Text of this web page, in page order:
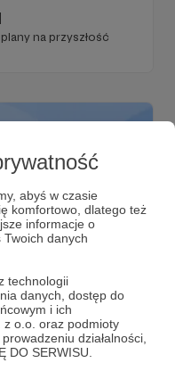
abyś w czasie
komfortowo, dlatego też
informacje o
danych
technologii
danych, dostęp do
i ich
z o.o. oraz podmioty
działalności,
DO SERWISU.
na przyszłość
skończył rok,